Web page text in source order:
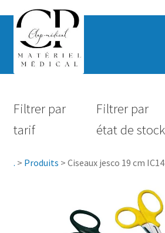
Hygiène
Accessoires Salle de bain
Filtrer par
tarif
Filtrer par
état de stock
. > Produits > Ciseaux jesco 19 cm